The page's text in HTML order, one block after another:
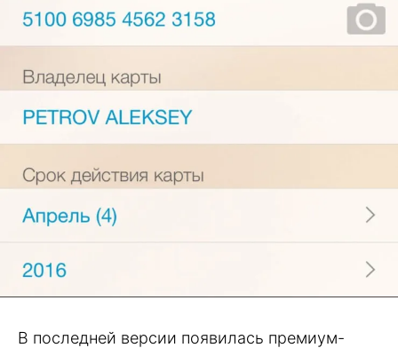
В последней версии появилась премиум-